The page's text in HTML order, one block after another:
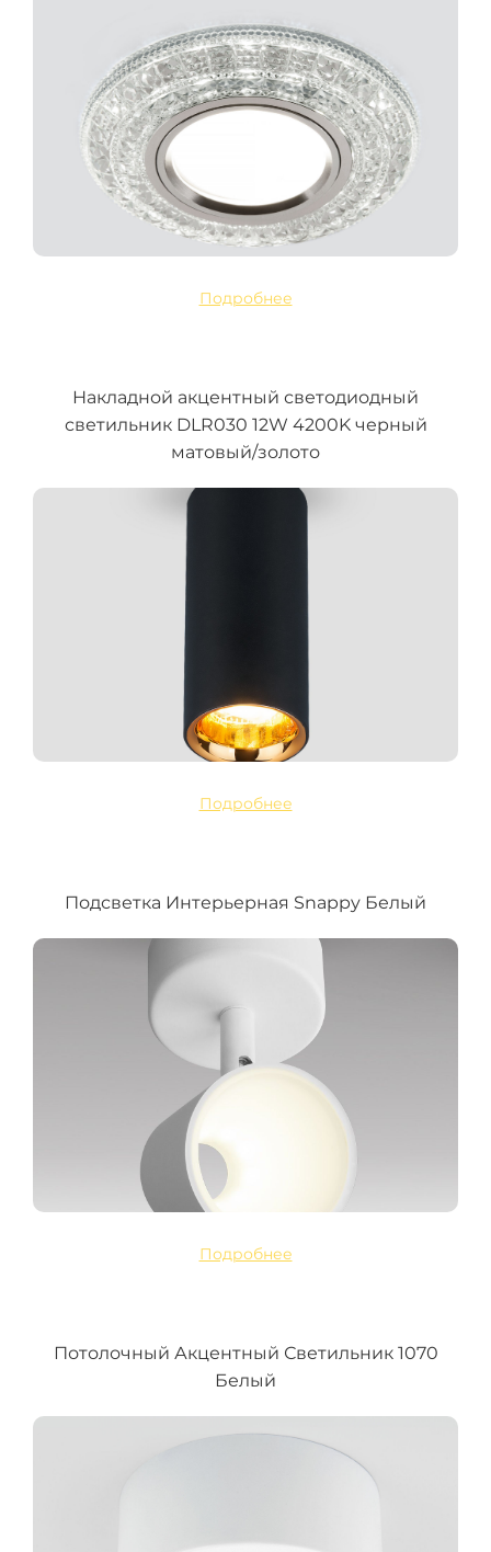
Подробнее
Накладной акцентный светодиодный
светильник DLR030 12W 4200K черный
матовый/золото
Подробнее
Подсветка Интерьерная Snappy Белый
Подробнее
Потолочный Акцентный Светильник 1070
Белый